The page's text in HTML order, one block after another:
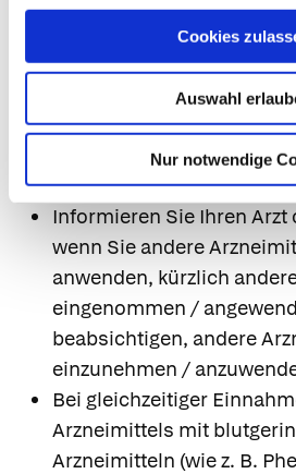
Cookies
Auswahl
Nur notwendige
Dies gilt auch für
7. Wechselwirkungen
Einnahme von dem
anderen Arzneimitteln
Informieren Sie Ihren Arzt
wenn Sie andere
anwenden, kürzlich
eingenommen /
beabsichtigen, andere
einzunehmen /
Bei gleichzeitiger
Arzneimittels mit
Arzneimitteln (wie z. B.